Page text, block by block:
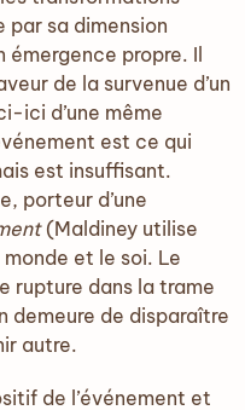
par sa dimension
émergence propre. Il
de la survenue d’un
ici d’une même
est ce qui
est insuffisant.
porteur d’une
(Maldiney utilise
et le soi. Le
rupture dans la trame
demeure de disparaître
autre.
de l’événement et